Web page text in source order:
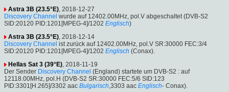
Astra 3B (23.5°E) , 2018-12-27
Discovery Channel wurde auf 12402.00MHz, pol.V abgeschaltet (DVB-S2
SID:20120 PID:1201[MPEG-4]/1202 Englisch)
Astra 3B (23.5°E) , 2018-12-14
Discovery Channel ist zurück auf 12402.00MHz, pol.V SR:30000 FEC:3/4
SID:20120 PID:1201[MPEG-4]/1202 Englisch (Conax).
Hellas Sat 3 (39°E) , 2018-11-19
Der Sender Discovery Channel (England) startete um DVB-S2 : auf
12118.00MHz, pol.H (DVB-S2 SR:30000 FEC:5/6 SID:123
PID:3301[H.265]/3302 aac Bulgarisch ,3303 aac Englisch- Conax).